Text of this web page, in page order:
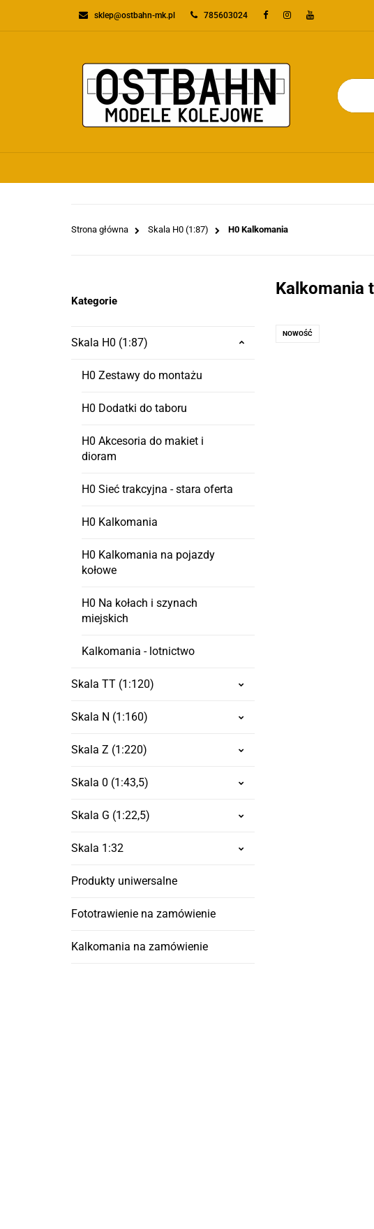
sklep@ostbahn-mk.pl 785603024
KATEGORIE PROMOCJE
Strona główna Skala H0 (1:87) H0 Kalkomania
Kategorie
Skala H0 (1:87)
H0 Zestawy do montażu
H0 Dodatki do taboru
H0 Akcesoria do makiet i
dioram
H0 Sieć trakcyjna - stara oferta
H0 Kalkomania
H0 Kalkomania na pojazdy
kołowe
H0 Na kołach i szynach
miejskich
Kalkomania - lotnictwo
Skala TT (1:120)
Skala N (1:160)
Skala Z (1:220)
Skala 0 (1:43,5)
Skala G (1:22,5)
Skala 1:32
Produkty uniwersalne
Fototrawienie na zamówienie
Kalkomania na zamówienie
Kalkomania
NOWOŚĆ